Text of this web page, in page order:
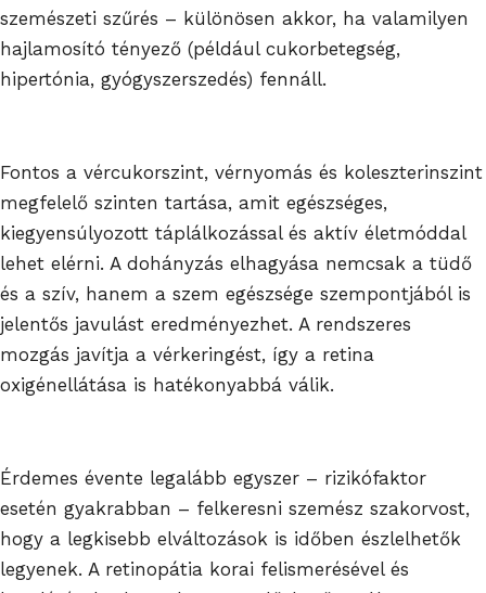
szemészeti szűrés – különösen akkor, ha valamilyen
hajlamosító tényező (például cukorbetegség,
hipertónia, gyógyszerszedés) fennáll.
Fontos a vércukorszint, vérnyomás és koleszterinszint
megfelelő szinten tartása, amit egészséges,
kiegyensúlyozott táplálkozással és aktív életmóddal
lehet elérni. A dohányzás elhagyása nemcsak a tüdő
és a szív, hanem a szem egészsége szempontjából is
jelentős javulást eredményezhet. A rendszeres
mozgás javítja a vérkeringést, így a retina
oxigénellátása is hatékonyabbá válik.
Érdemes évente legalább egyszer – rizikófaktor
esetén gyakrabban – felkeresni szemész szakorvost,
hogy a legkisebb elváltozások is időben észlelhetők
legyenek. A retinopátia korai felismerésével és